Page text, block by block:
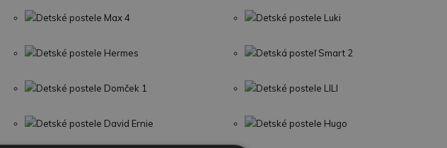
Detské postele Max 4 Detské postele Luki
Detské postele Hermes Detská posteľ Smart 2
Detské postele Domček 1 Detské postele LILI
Detské postele David Ernie Detské postele Hugo